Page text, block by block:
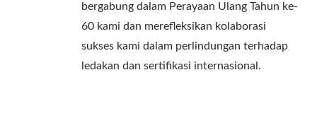
bergabung dalam Perayaan Ulang Tahun ke-
60 kami dan merefleksikan kolaborasi
sukses kami dalam perlindungan terhadap
ledakan dan sertifikasi internasional.